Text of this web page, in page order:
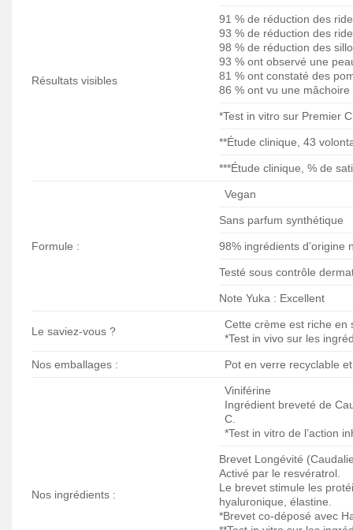
Résultats visibles
91 % de réduction des
93 % de réduction des
98 % de réduction des
93 % ont observé une
81 % ont constaté des
86 % ont vu une mâchoire
*Test in vitro sur Premier
**Étude clinique, 43
***Étude clinique, % de
Formule :
Vegan
Sans parfum synthétique
98% ingrédients d’origine
Testé sous contrôle
Note Yuka : Excellent
Le saviez-vous ?
Cette crème est riche en
*Test in vivo sur les
Nos emballages : Pot en verre recyclable
Nos ingrédients :
Viniférine
Ingrédient breveté de
C.
*Test in vitro de l’action
Brevet Longévité
Activé par le resvératrol.
Le brevet stimule les
hyaluronique, élastine.
*Brevet co-déposé avec